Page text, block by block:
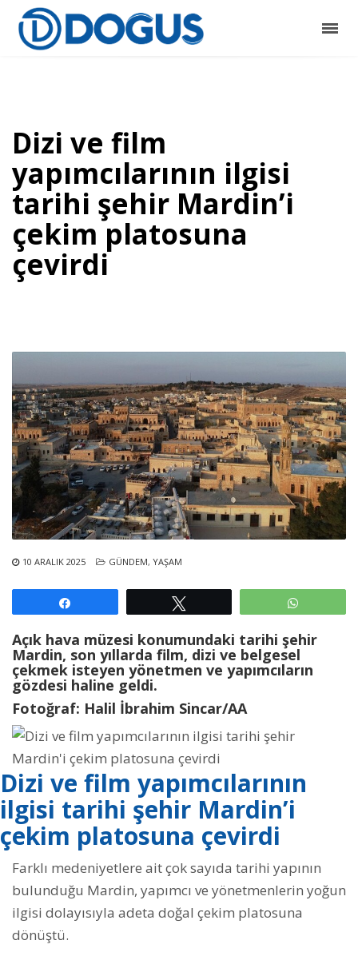
Dizi ve film
yapımcılarının ilgisi
tarihi şehir Mardin’i
çekim platosuna
çevirdi
10 ARALIK 2025 GÜNDEM, YAŞAM
Açık hava müzesi konumundaki tarihi şehir
Mardin, son yıllarda film, dizi ve belgesel
çekmek isteyen yönetmen ve yapımcıların
gözdesi haline geldi.
Fotoğraf: Halil İbrahim Sincar/AA
Dizi ve film yapımcılarının
ilgisi tarihi şehir Mardin’i
çekim platosuna çevirdi
Farklı medeniyetlere ait çok sayıda tarihi yapının
bulunduğu Mardin, yapımcı ve yönetmenlerin yoğun
ilgisi dolayısıyla adeta doğal çekim platosuna
dönüştü.